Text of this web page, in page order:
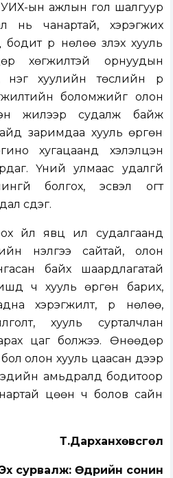
УИХ-ын ажлын гол шалгуур
нь чанартай, хэрэгжих
үр нөлөө үзүүлэх хууль
хөгжилтэй орнуудын
нэг хуулийн төслийн үр
боломжийг олон
жилээр судалж байж
заримдаа хууль өргөн
хугацаанд хэлэлцэн
Үүний улмаас удалгүй
болгох, эсвэл огт
үүсдэг.
үйл явц илүү судалгаанд
үнэлгээ сайтай, олон
байх шаардлагатай
ч хууль өргөн барих,
хэрэгжилт, үр нөлөө,
хууль сурталчлан
цаг болжээ. Өнөөдөр
олон хууль цаасан дээр
амьдралд бодитоор
цөөн ч болов сайн
Т.Дарханхөвсгөл
сурвалж: Өдрийн сонин